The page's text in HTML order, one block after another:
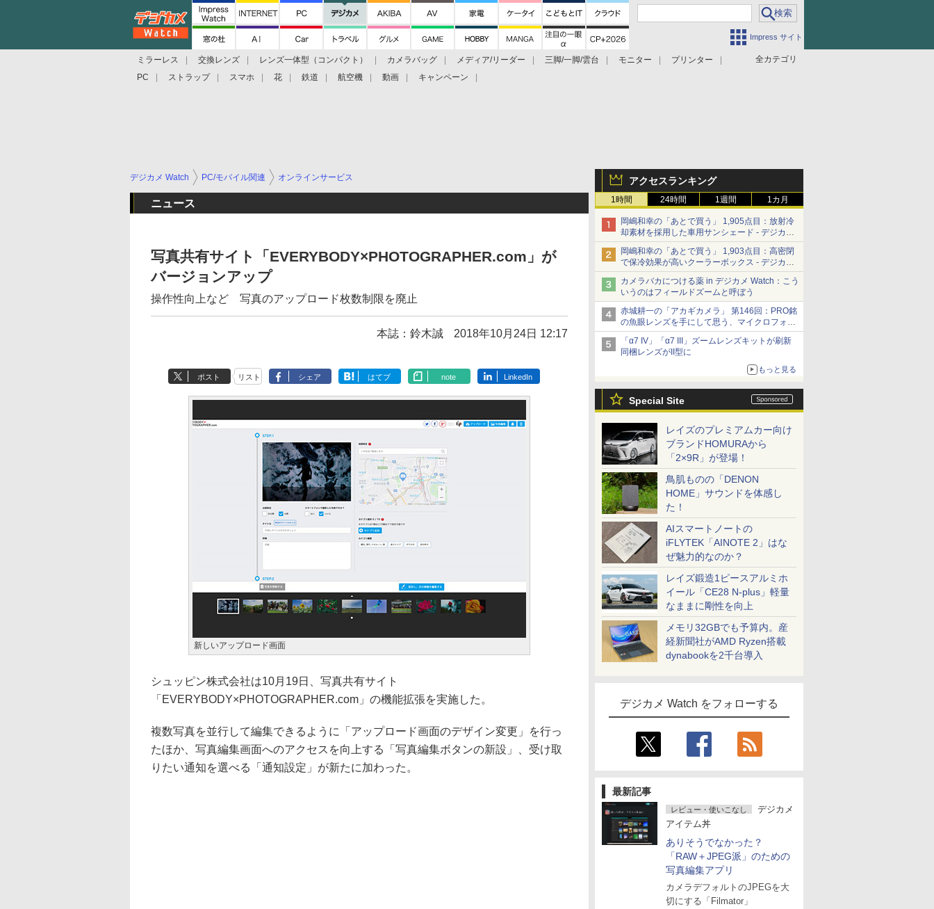
Impress サイト
全カテゴリ
ミラーレス 交換レンズ レンズ一体型（コンパクト） カメラバッグ メディア/リーダー 三脚/一脚/雲台 モニター
プリンター
PC
ストラップ スマホ 花 鉄道 航空機 動画 キャンペーン
アクセスランキング
1時間 24時間 1週間 1カ月
岡嶋和幸の「あとで買う」 1,905点目：放射冷
却素材を採用した車用サンシェード - デジカメ
Watch
岡嶋和幸の「あとで買う」 1,903点目：高密閉
で保冷効果が高いクーラーボックス - デジカメ
Watch
カメラバカにつける薬 in デジカメ Watch：こう
いうのはフィールドズームと呼ぼう
赤城耕一の「アカギカメラ」 第146回：PRO銘
の魚眼レンズを手にして思う、マイクロフォー
サーズへの期待と可能性
「α7 IV」「α7 III」ズームレンズキットが刷新
同梱レンズがII型に
もっと見る
Special Site
レイズのプレミアムカー向け
ブランドHOMURAから
「2×9R」が登場！
鳥肌ものの「DENON
HOME」サウンドを体感し
た！
AIスマートノートの
iFLYTEK「AINOTE 2」はな
ぜ魅力的なのか？
レイズ鍛造1ピースアルミホ
イール「CE28 N-plus」軽量
なままに剛性を向上
メモリ32GBでも予算内。産
経新聞社がAMD Ryzen搭載
dynabookを2千台導入
デジカメ Watch をフォローする
最新記事
レビュー・使いこなし
デジカメ
アイテム丼
ありそうでなかった？
「RAW＋JPEG派」のための
写真編集アプリ
カメラデフォルトのJPEGを大
切にする「Filmator」
デジカメ Watch PC/モバイル関連 オンラインサービス
ニュース
写真共有サイト「EVERYBODY×PHOTOGRAPHER.com」が
バージョンアップ
操作性向上など 写真のアップロード枚数制限を廃止
本誌：鈴木誠 2018年10月24日 12:17
ポスト リスト シェア はてブ note LinkedIn
新しいアップロード画面
シュッピン株式会社は10月19日、写真共有サイト
「EVERYBODY×PHOTOGRAPHER.com」の機能拡張を実施した。
複数写真を並行して編集できるように「アップロード画面のデザイン変更」を行っ
たほか、写真編集画面へのアクセスを向上する「写真編集ボタンの新設」、受け取
りたい通知を選べる「通知設定」が新たに加わった。